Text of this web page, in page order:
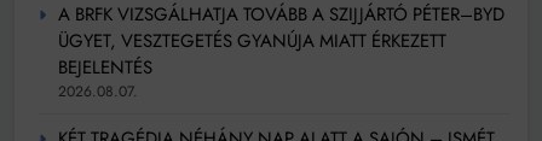
A BRFK VIZSGÁLHATJA TOVÁBB A SZIJJÁRTÓ PÉTER–BYD
ÜGYET, VESZTEGETÉS GYANÚJA MIATT ÉRKEZETT
BEJELENTÉS
2026.08.07.